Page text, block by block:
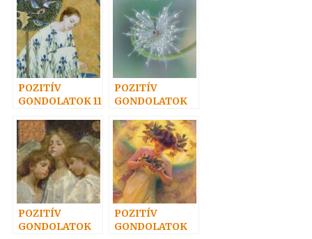
POZITÍV
GONDOLATOK 11
POZITÍV
GONDOLATOK
POZITÍV
GONDOLATOK
POZITÍV
GONDOLATOK